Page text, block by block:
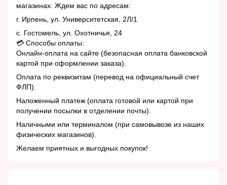
магазинах. Ждем вас по адресам:
г. Ирпень, ул. Университетская, 2Л/1
с. Гостомель, ул. Охотничья, 24
💳 Способы оплаты:
Онлайн-оплата на сайте (безопасная оплата банковской
картой при оформлении заказа).
Оплата по реквизитам (перевод на официальный счет
ФЛП).
Наложенный платеж (оплата готовой или картой при
получении посылки в отделении почты).
Наличными или терминалом (при самовывозе из наших
физических магазинов).
Желаем приятных и выгодных покупок!